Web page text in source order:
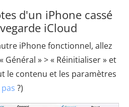
d'un iPhone cassé
iCloud
iPhone fonctionnel, allez
Général » > « Réinitialiser » et
le contenu et les paramètres
?)